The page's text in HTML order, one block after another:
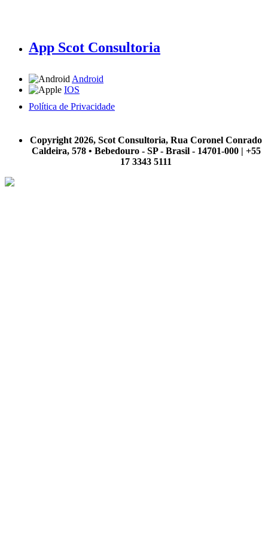
App Scot Consultoria
Android
IOS
Política de Privacidade
Copyright 2026, Scot Consultoria, Rua Coronel Conrado
Caldeira, 578 • Bebedouro - SP - Brasil - 14701-000 | +55
17 3343 5111